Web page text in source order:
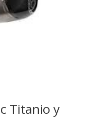
Titanio y